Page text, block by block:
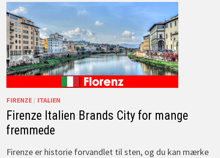
FIRENZE/ ITALIEN
Firenze Italien Brands City for mange
fremmede
Firenze er historie forvandlet til sten, og du kan mærke